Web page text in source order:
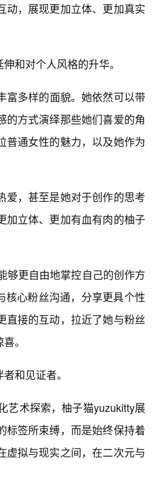
动，展现更加立体、更加真实
和对个人风格的升华。
富多样的面貌。她依然可以带
的方式演绎那些她们喜爱的角
普通女性的魅力，以及她作为
爱，甚至是她对于创作的思考
加立体、更加有血有肉的柚子
够更自由地掌控自己的创作方
核心粉丝沟通，分享更具个性
直接的互动，拉近了她与粉丝
。
和见证者。
艺术探索，柚子猫yuzukitty展
标签所束缚，而是始终保持着
虚拟与现实之间，在二次元与